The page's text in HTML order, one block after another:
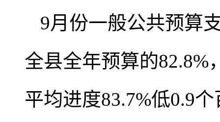
9月份一般公共预算
全县全年预算的82.8%
平均进度83.7%低0.9